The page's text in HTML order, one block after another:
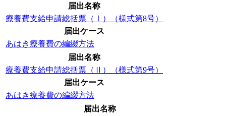
届出名称
療養費支給申請総括票（Ⅰ）（様式第8号）
届出ケース
あはき療養費の編綴方法
届出名称
療養費支給申請総括票（Ⅱ）（様式第9号）
届出ケース
あはき療養費の編綴方法
届出名称